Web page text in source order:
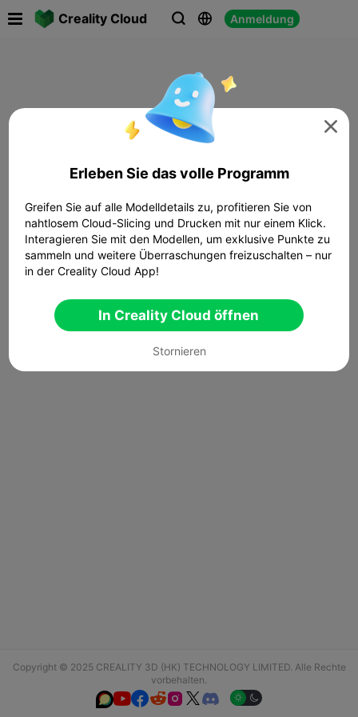
Creality Cloud   Anmeldung
Copyright © 2025 CREALITY 3D (HK) TECHNOLOGY LIMITED. Alle Rechte
vorbehalten.
  

Erleben Sie das volle Programm
Greifen Sie auf alle Modelldetails zu, profitieren Sie von
nahtlosem Cloud-Slicing und Drucken mit nur einem Klick.
Interagieren Sie mit den Modellen, um exklusive Punkte zu
sammeln und weitere Überraschungen freizuschalten – nur
in der Creality Cloud App!
In Creality Cloud öffnen
Stornieren